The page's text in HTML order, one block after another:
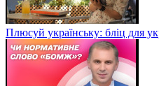
Плюсуй українську: бліц для